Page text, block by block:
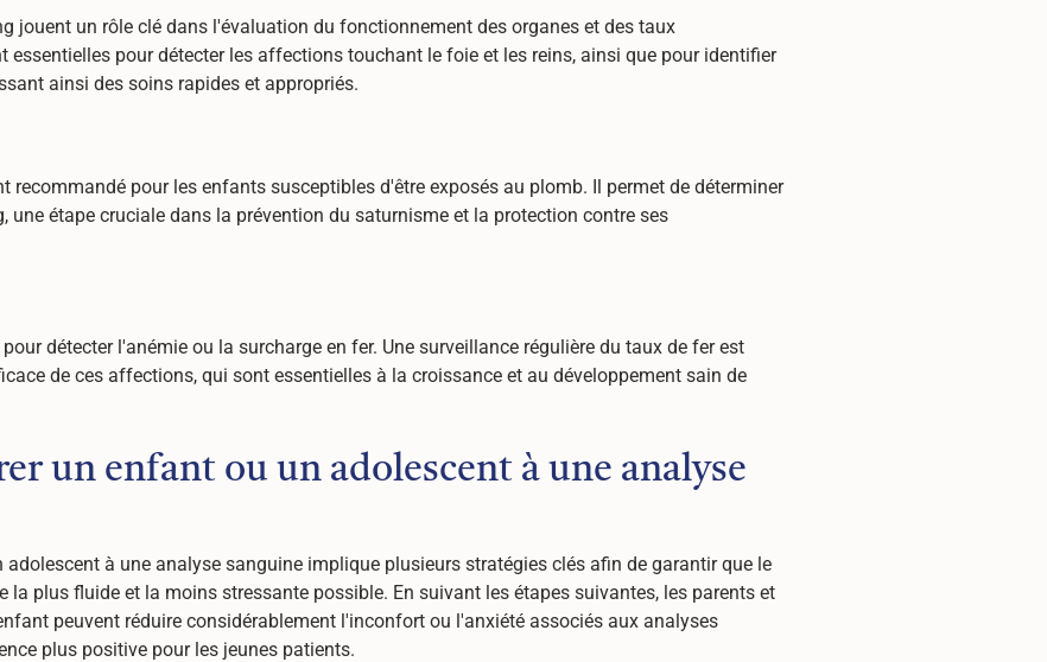
jouent un rôle clé dans l'évaluation du fonctionnement des organes et des taux
essentielles pour détecter les affections touchant le foie et les reins, ainsi que pour identifier
ainsi des soins rapides et appropriés.
recommandé pour les enfants susceptibles d'être exposés au plomb. Il permet de déterminer
une étape cruciale dans la prévention du saturnisme et la protection contre ses
détecter l'anémie ou la surcharge en fer. Une surveillance régulière du taux de fer est
de ces affections, qui sont essentielles à la croissance et au développement sain de
un enfant ou un adolescent à une analyse
à une analyse sanguine implique plusieurs stratégies clés afin de garantir que le
la plus fluide et la moins stressante possible. En suivant les étapes suivantes, les parents et
peuvent réduire considérablement l'inconfort ou l'anxiété associés aux analyses
plus positive pour les jeunes patients.